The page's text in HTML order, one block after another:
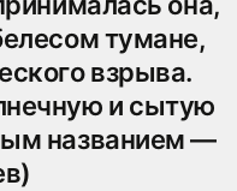
тумане,
взрыва.
и сытую
названием —